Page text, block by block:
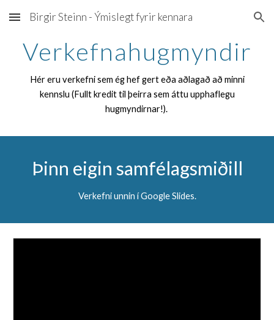
Skip to main content Skip to navigation
Birgir Steinn - Ýmislegt fyrir kennara
Verkefnahugmyndir
Hér eru verkefni sem ég hef gert eða aðlagað að minni
kennslu (Fullt kredit til þeirra sem áttu upphaflegu
hugmyndirnar!).
Þinn eigin samfélagsmiðill
Verkefni unnin í Google Slides.